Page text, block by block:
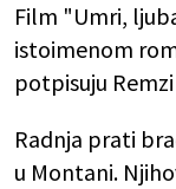
Film "Umri,
istoimenom
potpisuju
Radnja prati
u Montani.